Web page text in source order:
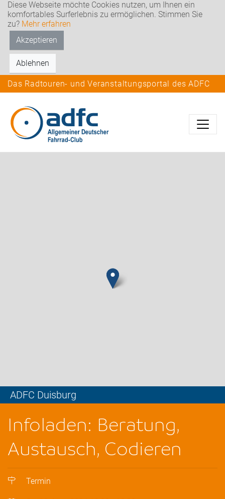
Diese Webseite möchte Cookies nutzen, um Ihnen ein
komfortables Surferlebnis zu ermöglichen. Stimmen Sie
zu? Mehr erfahren
Akzeptieren
Ablehnen
Das Radtouren- und Veranstaltungsportal des ADFC
ADFC Duisburg
Infoladen: Beratung,
Austausch, Codieren
Termin